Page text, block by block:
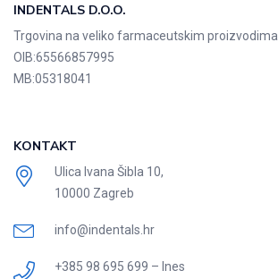
INDENTALS D.O.O.
Trgovina na veliko farmaceutskim proizvodima
OIB:65566857995
MB:05318041
KONTAKT
Ulica Ivana Šibla 10,
10000 Zagreb
info@indentals.hr
+385 98 695 699 – Ines